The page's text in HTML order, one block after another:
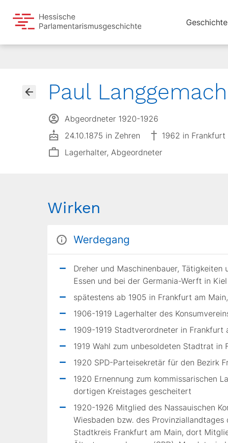
Geschichte
Paul Langgemach
Abgeordneter 1920-1926
24.10.1875 in Zehren
1962 in Frankfurt
Lagerhalter, Abgeordneter
Wirken
Werdegang
Dreher und Maschinenbauer,
Essen und bei der Germania-Werft in Kiel
spätestens ab 1905 in Frankfurt am
1906-1919 Lagerhalter des
1909-1919 Stadtverordneter in Frankfurt
1919 Wahl zum unbesoldeten Stadtrat in
1920 SPD-Parteisekretär für den Bezirk
1920 Ernennung zum kommissarischen
dortigen Kreistages gescheitert
1920-1926 Mitglied des Nassauischen
Wiesbaden bzw. des
Stadtkreis Frankfurt am Main, dort